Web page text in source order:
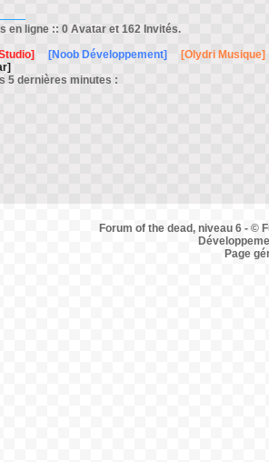
en ligne :: 0 Avatar et 162 Invités.
[Noob Développement]
[Olydri Musique]
5 dernières minutes :
Forum of the dead, niveau 6 - ©
Page